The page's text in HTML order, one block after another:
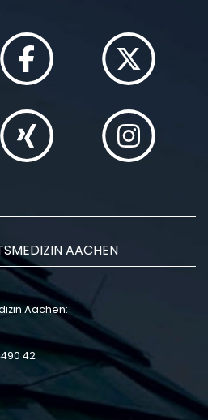
AACHEN
Aachen:
42